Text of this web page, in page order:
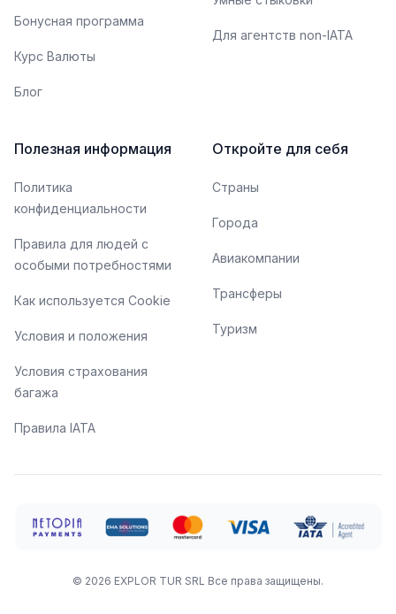
Бонусная программа
Курс Валюты
Блог
Для агентств non-IATA
Полезная информация
Политика
конфиденциальности
Правила для людей с
особыми потребностями
Как используется Cookie
Условия и положения
Условия страхования
багажа
Правила IATA
Откройте для себя
Страны
Города
Авиакомпании
Трансферы
Туризм
© 2026 EXPLOR TUR SRL Все права защищены.